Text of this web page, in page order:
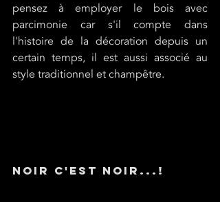
pensez à employer le bois avec
parcimonie car s'il compte dans
l'histoire de la décoration depuis un
certain temps, il est aussi associé au
style traditionnel et champêtre.
Noir c'est noir...!